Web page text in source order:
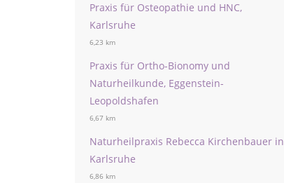
Praxis für Osteopathie und HNC,
Karlsruhe
6,23 km
Praxis für Ortho-Bionomy und
Naturheilkunde, Eggenstein-
Leopoldshafen
6,67 km
Naturheilpraxis Rebecca Kirchenbauer in
Karlsruhe
6,86 km